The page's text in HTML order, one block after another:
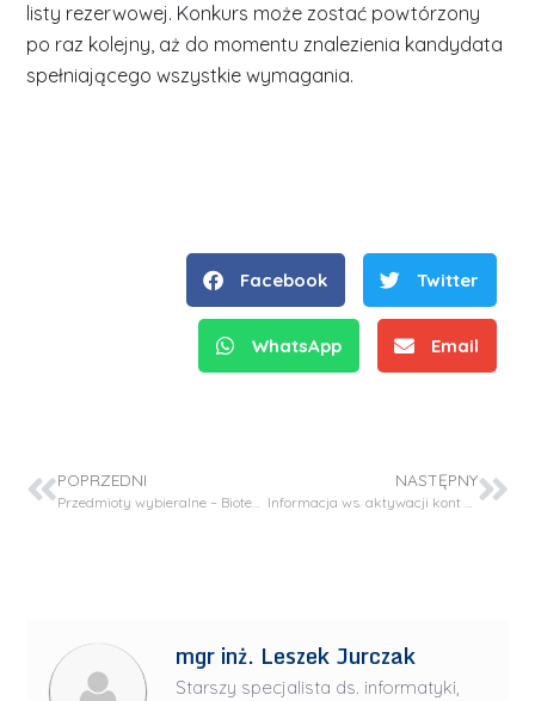
listy rezerwowej. Konkurs może zostać powtórzony
po raz kolejny, aż do momentu znalezienia kandydata
spełniającego wszystkie wymagania.
Facebook Twitter
WhatsApp Email
POPRZEDNI
Przedmioty wybieralne – Biotechnologia – wyniki kwalifikacji
NASTĘPNY
Informacja ws. aktywacji kont Microsoft 365 Education Online
mgr inż. Leszek Jurczak
Starszy specjalista ds. informatyki,